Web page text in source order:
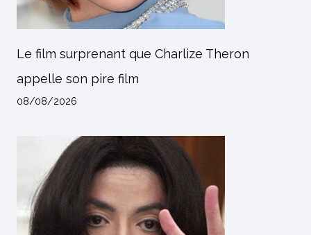
Le film surprenant que Charlize Theron
appelle son pire film
08/08/2026